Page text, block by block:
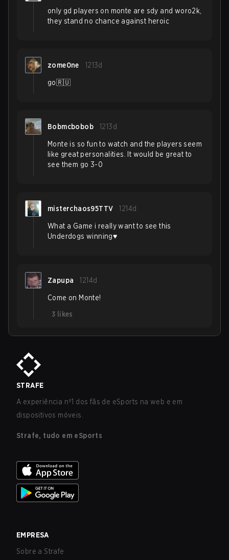
only gd players on monte are sdy and woro2k,
they stand no chance against heroic
zome0ne 1213d
go🇷🇺
Bobmcbobob 1213d
Monte is so fun to watch and the players seem
like great personalities. It would be great to
see them go 3-0
misterchaos95TTV 1214d
What a Game i really want to see this
Underdogs winning♥️
Zapupa 1214d
Come on Monte!
3 likes
STRAFE
A experiência nº1 dos fãs de eSports na web e em
dispositivos móveis.
Strafe, tudo em eSports
EMPRESA
Sobre a Strafe